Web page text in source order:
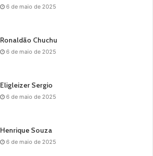
6 de maio de 2025
Ronaldão Chuchu
6 de maio de 2025
Eligleizer Sergio
6 de maio de 2025
Henrique Souza
6 de maio de 2025